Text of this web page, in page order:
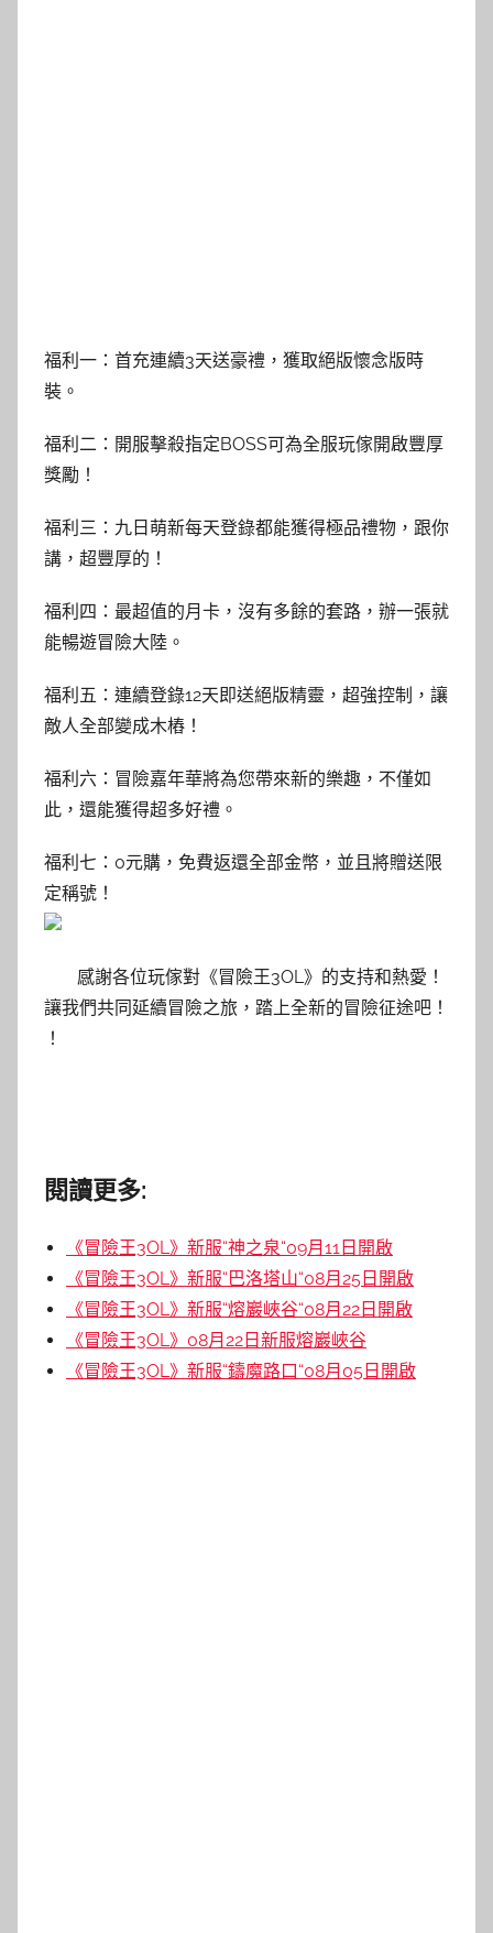
福利一：首充連續3天送豪禮，獲取絕版懷念版時
裝。
福利二：開服擊殺指定BOSS可為全服玩傢開啟豐厚
獎勵！
福利三：九日萌新每天登錄都能獲得極品禮物，跟你
講，超豐厚的！
福利四：最超值的月卡，沒有多餘的套路，辦一張就
能暢遊冒險大陸。
福利五：連續登錄12天即送絕版精靈，超強控制，讓
敵人全部變成木樁！
福利六：冒險嘉年華將為您帶來新的樂趣，不僅如
此，還能獲得超多好禮。
福利七：0元購，免費返還全部金幣，並且將贈送限
定稱號！
感謝各位玩傢對《冒險王3OL》的支持和熱愛！
讓我們共同延續冒險之旅，踏上全新的冒險征途吧！
！
閱讀更多:
《冒險王3OL》新服“神之泉“09月11日開啟
《冒險王3OL》新服“巴洛塔山“08月25日開啟
《冒險王3OL》新服“熔巖峽谷“08月22日開啟
《冒險王3OL》08月22日新服熔巖峽谷
《冒險王3OL》新服“鑄魔路口“08月05日開啟